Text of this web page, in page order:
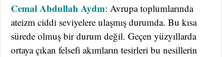
Cemal Abdullah Aydın: Avrupa toplumlarında
ateizm ciddi seviyelere ulaşmış durumda. Bu kısa
sürede olmuş bir durum değil. Geçen yüzyıllarda
ortaya çıkan felsefi akımların tesirleri bu nesillerin